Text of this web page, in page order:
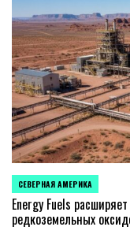
ОПУБЛИКОВАНО
В
СЕВЕРНАЯ АМЕРИКА
Energy Fuels
редкоземельных